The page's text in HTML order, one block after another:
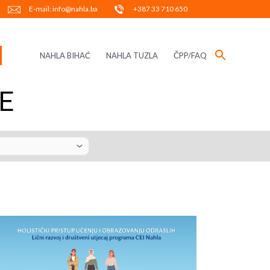
E-mail: info@nahla.ba +387 33 710 650
NAHLA BIHAĆ NAHLA TUZLA ČPP/FAQ